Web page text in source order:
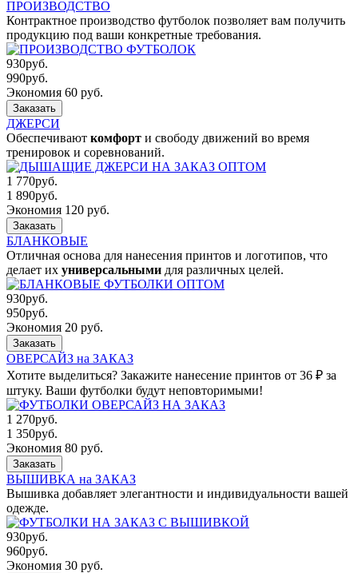
ПРОИЗВОДСТВО
Контрактное производство футболок позволяет вам получить
продукцию под ваши конкретные требования.
930руб.
990руб.
Экономия 60 руб.
Заказать
ДЖЕРСИ
Обеспечивают комфорт и свободу движений во время
тренировок и соревнований.
1 770руб.
1 890руб.
Экономия 120 руб.
Заказать
БЛАНКОВЫЕ
Отличная основа для нанесения принтов и логотипов, что
делает их универсальными для различных целей.
930руб.
950руб.
Экономия 20 руб.
Заказать
ОВЕРСАЙЗ на ЗАКАЗ
Хотите выделиться? Закажите нанесение принтов от 36 ₽ за
штуку. Ваши футболки будут неповторимыми!
1 270руб.
1 350руб.
Экономия 80 руб.
Заказать
ВЫШИВКА на ЗАКАЗ
Вышивка добавляет элегантности и индивидуальности вашей
одежде.
930руб.
960руб.
Экономия 30 руб.